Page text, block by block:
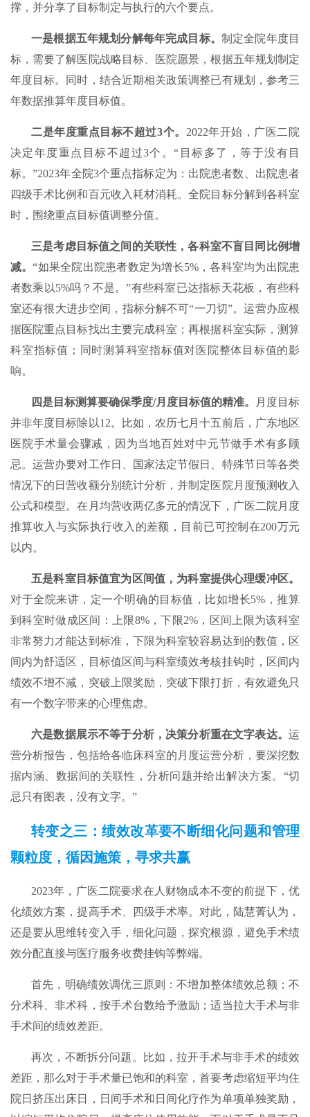
撑，并分享了目标制定与执行的六个要点。
一是根据五年规划分解每年完成目标。 制定全院年度目
标，需要了解医院战略目标、医院愿景，根据五年规划制定
年度目标。同时，结合近期相关政策调整已有规划，参考三
年数据推算年度目标值。
二是年度重点目标不超过3个。 2022年开始，广医二院
决定年度重点目标不超过3个。“目标多了，等于没有目
标。”2023年全院3个重点指标定为：出院患者数、出院患者
四级手术比例和百元收入耗材消耗。全院目标分解到各科室
时，围绕重点目标值调整分值。
三是考虑目标值之间的关联性，各科室不盲目同比例增
减。“如果全院出院患者数定为增长5%，各科室均为出院患
者数乘以5%吗？不是。”有些科室已达指标天花板，有些科
室还有很大进步空间，指标分解不可“一刀切”。运营办应根
据医院重点目标找出主要完成科室；再根据科室实际，测算
科室指标值；同时测算科室指标值对医院整体目标值的影
响。
四是目标测算要确保季度/月度目标值的精准。
月度目标
并非年度目标除以12。比如，农历七月十五前后，广东地区
医院手术量会骤减，因为当地百姓对中元节做手术有多顾
忌。运营办要对工作日、国家法定节假日、特殊节日等各类
情况下的日营收额分别统计分析，并制定医院月度预测收入
公式和模型。在月均营收两亿多元的情况下，广医二院月度
推算收入与实际执行收入的差额，目前已可控制在200万元
以内。
五是科室目标值宜为区间值，为科室提供心理缓冲区。
对于全院来讲，定一个明确的目标值，比如增长5%，推算
到科室时做成区间：上限8%，下限2%，区间上限为该科室
非常努力才能达到标准，下限为科室较容易达到的数值，区
间内为舒适区，目标值区间与科室绩效考核挂钩时，区间内
绩效不增不减，突破上限奖励，突破下限打折，有效避免只
有一个数字带来的心理焦虑。
六是数据展示不等于分析，决策分析重在文字表达。 运
营分析报告，包括给各临床科室的月度运营分析，要深挖数
据内涵、数据间的关联性，分析问题并给出解决方案。“切
忌只有图表，没有文字。”
转变之三：绩效改革要不断细化问题和管理
颗粒度，循因施策，寻求共赢
2023年，广医二院要求在人财物成本不变的前提下，优
化绩效方案，提高手术、四级手术率。对此，陆慧菁认为，
还是要从思维转变入手，细化问题，探究根源，避免手术绩
效分配直接与医疗服务收费挂钩等弊端。
首先，明确绩效调优三原则：不增加整体绩效总额；不
分术科、非术科，按手术台数给予激励；适当拉大手术与非
手术间的绩效差距。
再次，不断拆分问题。比如，拉开手术与非手术的绩效
差距，那么对于手术量已饱和的科室，首要考虑缩短平均住
院日挤压出床日，日间手术和日间化疗作为单项单独奖励，